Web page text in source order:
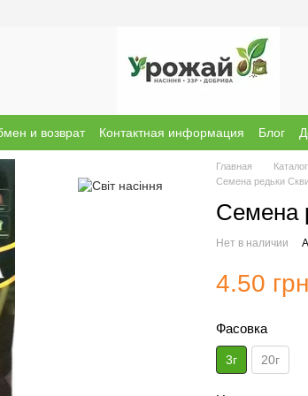
и возврат Контактная информация Блог
о магазине Бренди
Главная Каталог
Семена редьки
Семена
Нет в наличии
4.50 грн
Фасовка
3г 20г